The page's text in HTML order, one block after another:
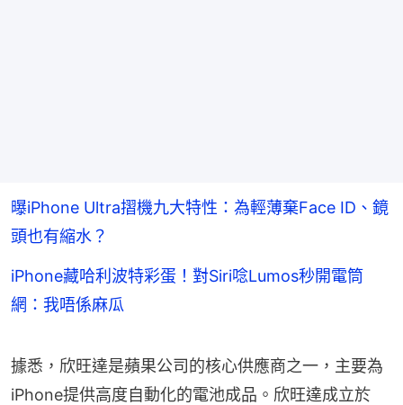
曝iPhone Ultra摺機九大特性：為輕薄棄Face ID、鏡
頭也有縮水？
iPhone藏哈利波特彩蛋！對Siri唸Lumos秒開電筒
網：我唔係麻瓜
據悉，欣旺達是蘋果公司的核心供應商之一，主要為
iPhone提供高度自動化的電池成品。欣旺達成立於